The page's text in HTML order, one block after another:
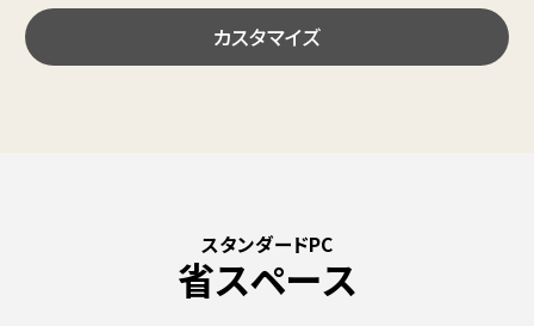
カスタマイズ
スタンダードPC
省スペース